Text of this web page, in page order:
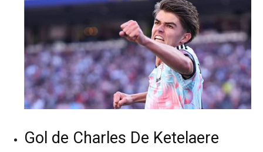
Gol de Charles De Ketelaere